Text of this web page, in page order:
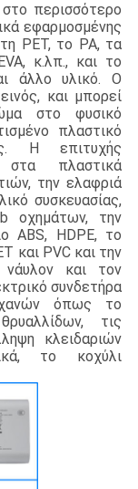
περισσότερο
εφαρμοσμένης
PET, το PA, τα
κ.λπ., και το
άλλο υλικό. Ο
και μπορεί
στο φυσικό
πλαστικό
Η επιτυχής
στα πλαστικά
την ελαφριά
συσκευασίας,
οχημάτων, την
ABS, HDPE, το
και PVC και την
νάυλον και τον
συνδετήρα
όπως το
τις
κλειδαριών
το κοχύλι